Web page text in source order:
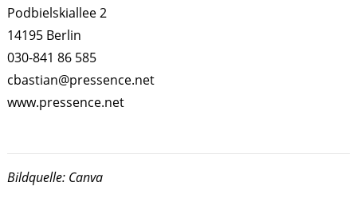
Podbielskiallee 2
14195 Berlin
030-841 86 585
cbastian@pressence.net
www.pressence.net
Bildquelle: Canva